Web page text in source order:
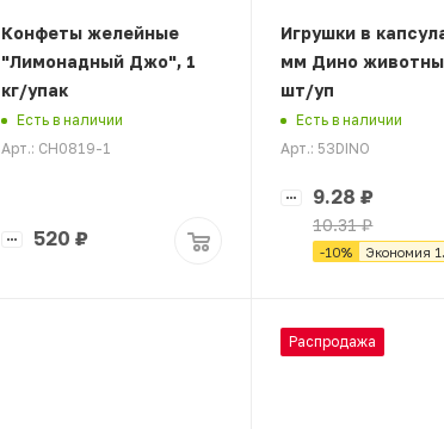
Конфеты желейные
"Лимонадный Джо", 1
кг/упак
Есть в наличии
Арт.: CH0819-1
520 ₽
Игрушки в
мм Дино животные
шт/уп
Есть в наличии
Арт.: 53DINO
9.28 ₽
10.31₽
-10% Экономия
Распродажа